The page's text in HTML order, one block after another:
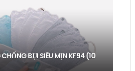
BỤI SIÊU MỊN KF94 (10